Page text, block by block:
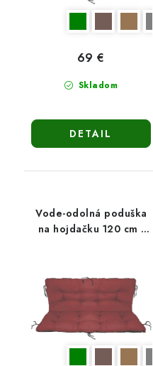
Skladom
69 €
DETAIL
Vode-odolná poduška
na hojdačku 120 cm -